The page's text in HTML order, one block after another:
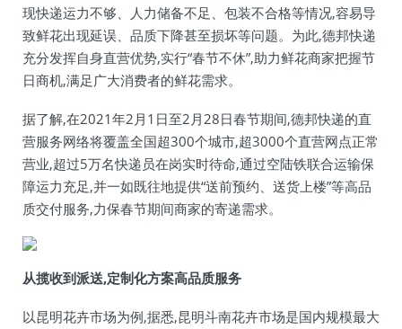
现快递运力不够、人力储备不足、包装不合格等情况,容易导
致鲜花出现延误、品质下降甚至损坏等问题。为此,德邦快递
充分发挥自身直营优势,实行“春节不休”,助力鲜花商家把握节
日商机,满足广大消费者的鲜花需求。
据了解,在2021年2月1日至2月28日春节期间,德邦快递的直
营服务网络将覆盖全国超300个城市,超3000个直营网点正常
营业,超过5万名快递员在岗实时待命,通过空陆铁联合运输保
障运力充足,并一如既往地提供“送前预约、送货上楼”等高品
质交付服务,力保春节期间商家的寄递需求。
从揽收到派送,定制化方案高品质服务
以昆明花卉市场为例,据悉,昆明斗南花卉市场是国内规模最大